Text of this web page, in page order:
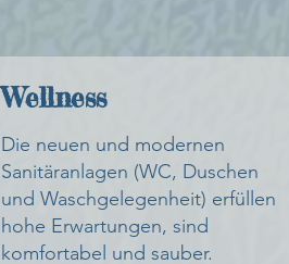
Wellness
Die neuen und modernen
Sanitäranlagen (WC, Duschen
und Waschgelegenheit) erfüllen
hohe Erwartungen, sind
komfortabel und sauber.